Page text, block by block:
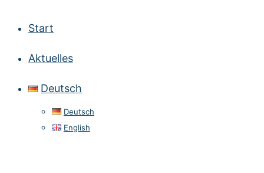
Start
Aktuelles
Deutsch
Deutsch
English